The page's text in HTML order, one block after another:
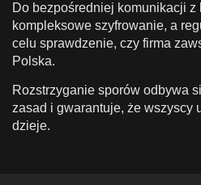
Do bezpośredniej komunikacji
kompleksowe szyfrowanie, a
celu sprawdzenie, czy firma
Polska.
Rozstrzyganie sporów odbywa
zasad i gwarantuje, że wszyscy
dzieje.